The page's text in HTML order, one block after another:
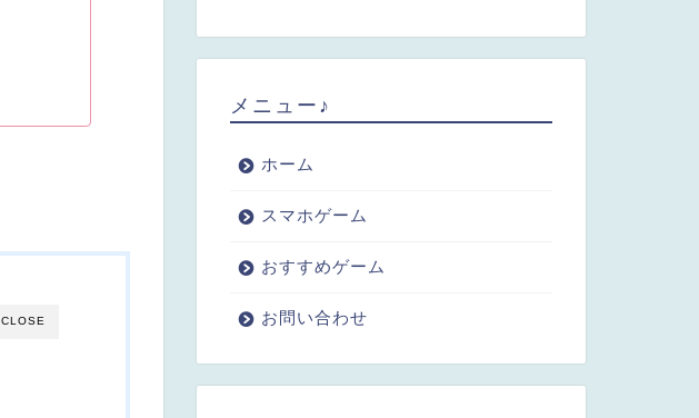
CLOSE
メニュー♪
ホーム
スマホゲーム
おすすめゲーム
お問い合わせ